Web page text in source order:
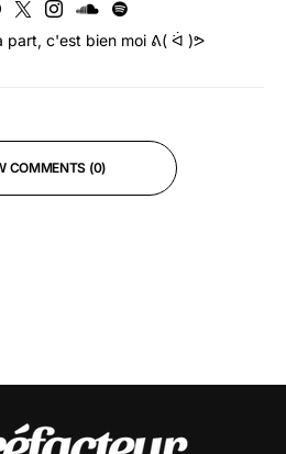
part, c'est bien moi ᕕ( ᐛ )ᕗ
COMMENTS (0)